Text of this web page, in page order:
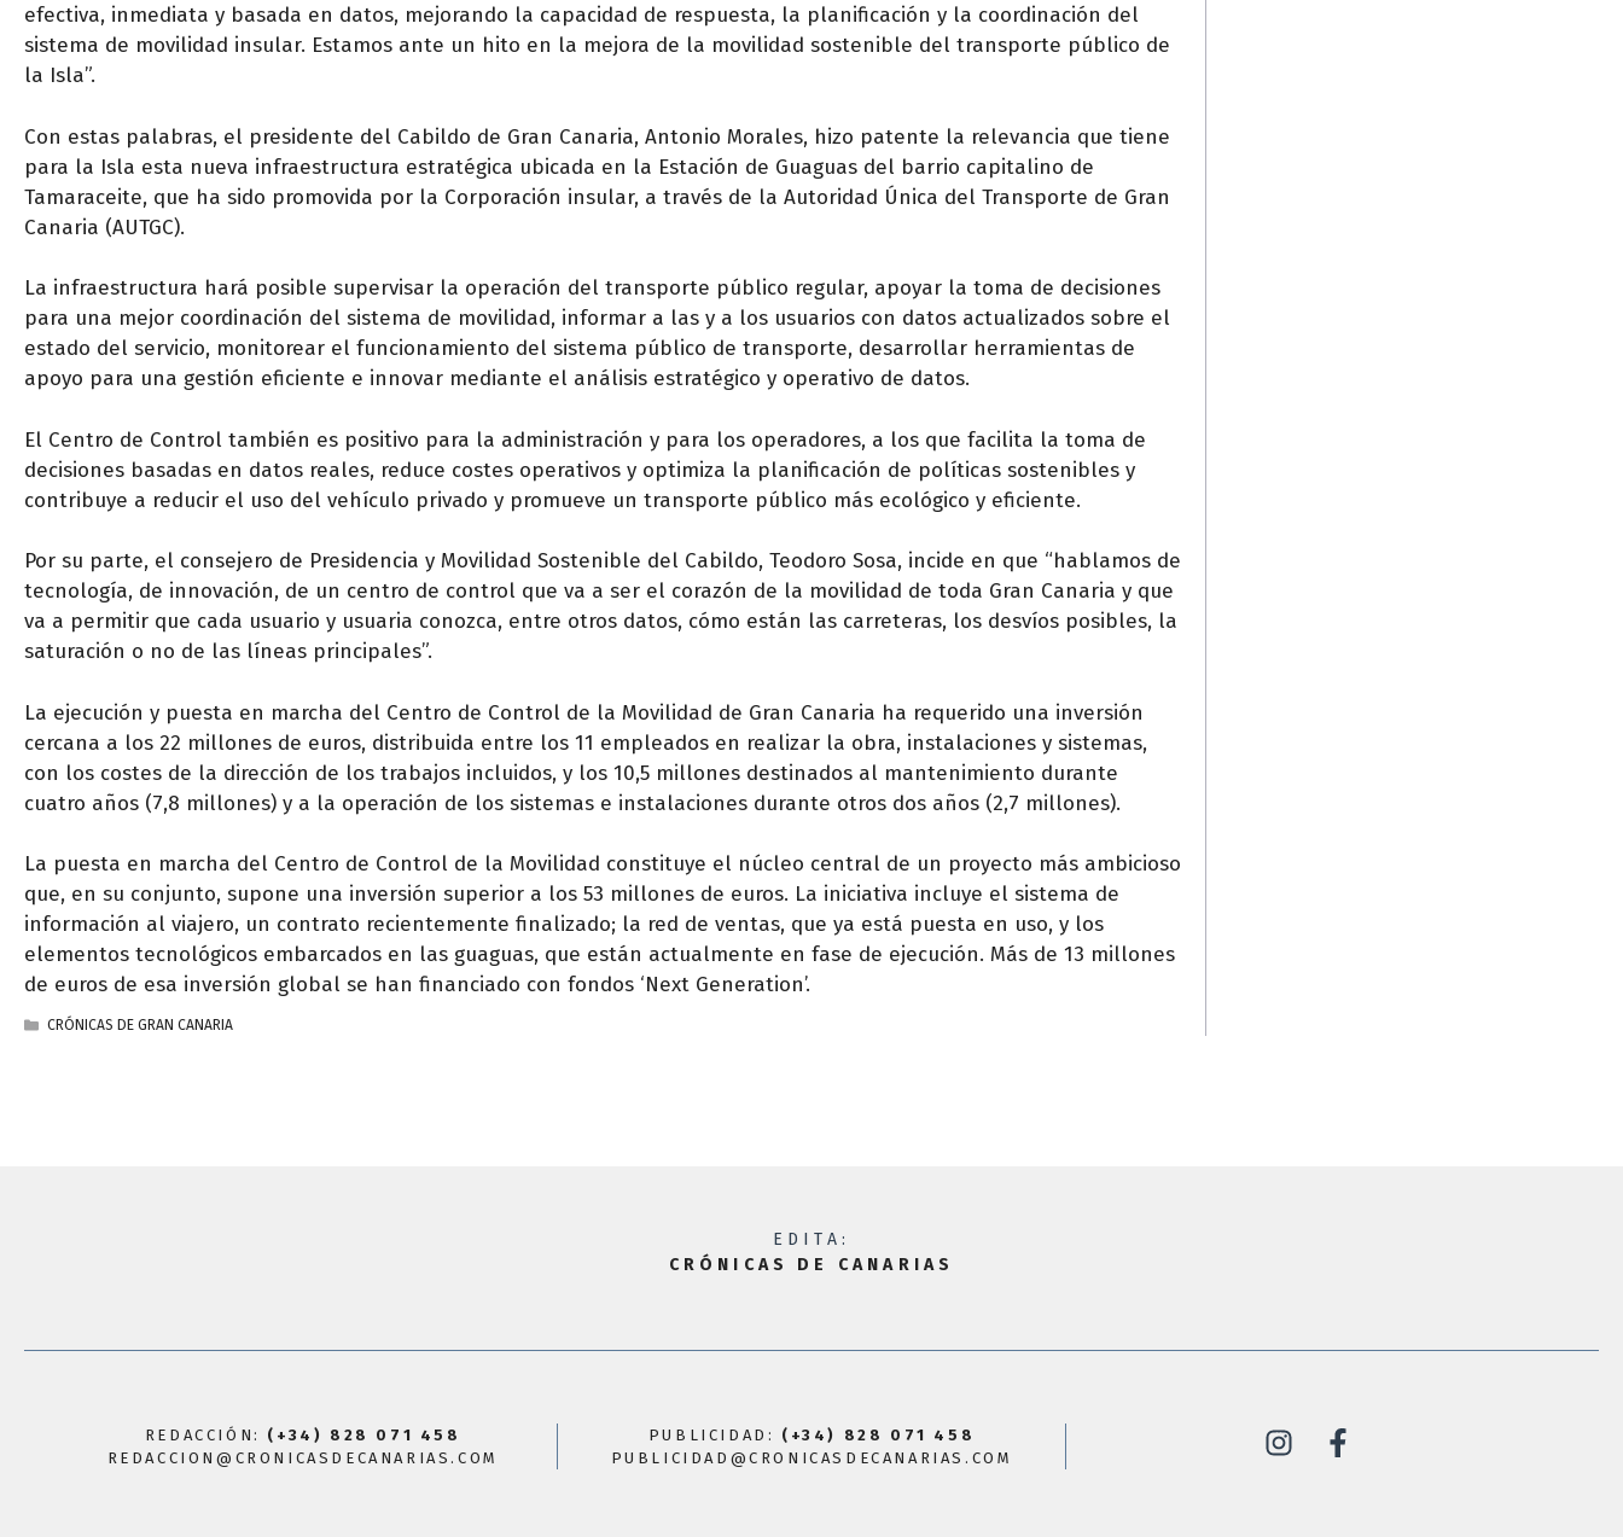
efectiva, inmediata y basada en datos, mejorando la capacidad de respuesta, la planificación y la coordinación del
sistema de movilidad insular. Estamos ante un hito en la mejora de la movilidad sostenible del transporte público de
la Isla”.
Con estas palabras, el presidente del Cabildo de Gran Canaria, Antonio Morales, hizo patente la relevancia que tiene
para la Isla esta nueva infraestructura estratégica ubicada en la Estación de Guaguas del barrio capitalino de
Tamaraceite, que ha sido promovida por la Corporación insular, a través de la Autoridad Única del Transporte de Gran
Canaria (AUTGC).
La infraestructura hará posible supervisar la operación del transporte público regular, apoyar la toma de decisiones
para una mejor coordinación del sistema de movilidad, informar a las y a los usuarios con datos actualizados sobre el
estado del servicio, monitorear el funcionamiento del sistema público de transporte, desarrollar herramientas de
apoyo para una gestión eficiente e innovar mediante el análisis estratégico y operativo de datos.
El Centro de Control también es positivo para la administración y para los operadores, a los que facilita la toma de
decisiones basadas en datos reales, reduce costes operativos y optimiza la planificación de políticas sostenibles y
contribuye a reducir el uso del vehículo privado y promueve un transporte público más ecológico y eficiente.
Por su parte, el consejero de Presidencia y Movilidad Sostenible del Cabildo, Teodoro Sosa, incide en que “hablamos de
tecnología, de innovación, de un centro de control que va a ser el corazón de la movilidad de toda Gran Canaria y que
va a permitir que cada usuario y usuaria conozca, entre otros datos, cómo están las carreteras, los desvíos posibles, la
saturación o no de las líneas principales”.
La ejecución y puesta en marcha del Centro de Control de la Movilidad de Gran Canaria ha requerido una inversión
cercana a los 22 millones de euros, distribuida entre los 11 empleados en realizar la obra, instalaciones y sistemas,
con los costes de la dirección de los trabajos incluidos, y los 10,5 millones destinados al mantenimiento durante
cuatro años (7,8 millones) y a la operación de los sistemas e instalaciones durante otros dos años (2,7 millones).
La puesta en marcha del Centro de Control de la Movilidad constituye el núcleo central de un proyecto más ambicioso
que, en su conjunto, supone una inversión superior a los 53 millones de euros. La iniciativa incluye el sistema de
información al viajero, un contrato recientemente finalizado; la red de ventas, que ya está puesta en uso, y los
elementos tecnológicos embarcados en las guaguas, que están actualmente en fase de ejecución. Más de 13 millones
de euros de esa inversión global se han financiado con fondos ‘Next Generation’.
CATEGORÍAS
CRÓNICAS DE GRAN CANARIA
EDITA:
CRÓNICAS DE CANARIAS
REDACCIÓN: (+34) 828 071 458
REDACCION@CRONICASDECANARIAS.COM
PUBLICIDAD: (+34) 828 071 458
PUBLICIDAD@CRONICASDECANARIAS.COM